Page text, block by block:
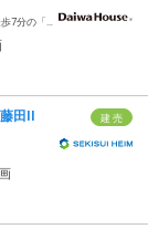
バス停乗車）
建 売
田II